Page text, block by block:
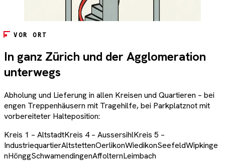
VOR ORT
In ganz Zürich und der Agglomeration
unterwegs
Abholung und Lieferung in allen Kreisen und Quartieren – bei
engen Treppenhäusern mit Tragehilfe, bei Parkplatznot mit
vorbereiteter Halteposition:
Kreis 1 – AltstadtKreis 4 – AussersihlKreis 5 –
IndustriequartierAltstettenOerlikonWiedikonSeefeldWipkinge
nHönggSchwamendingenAffolternLeimbach